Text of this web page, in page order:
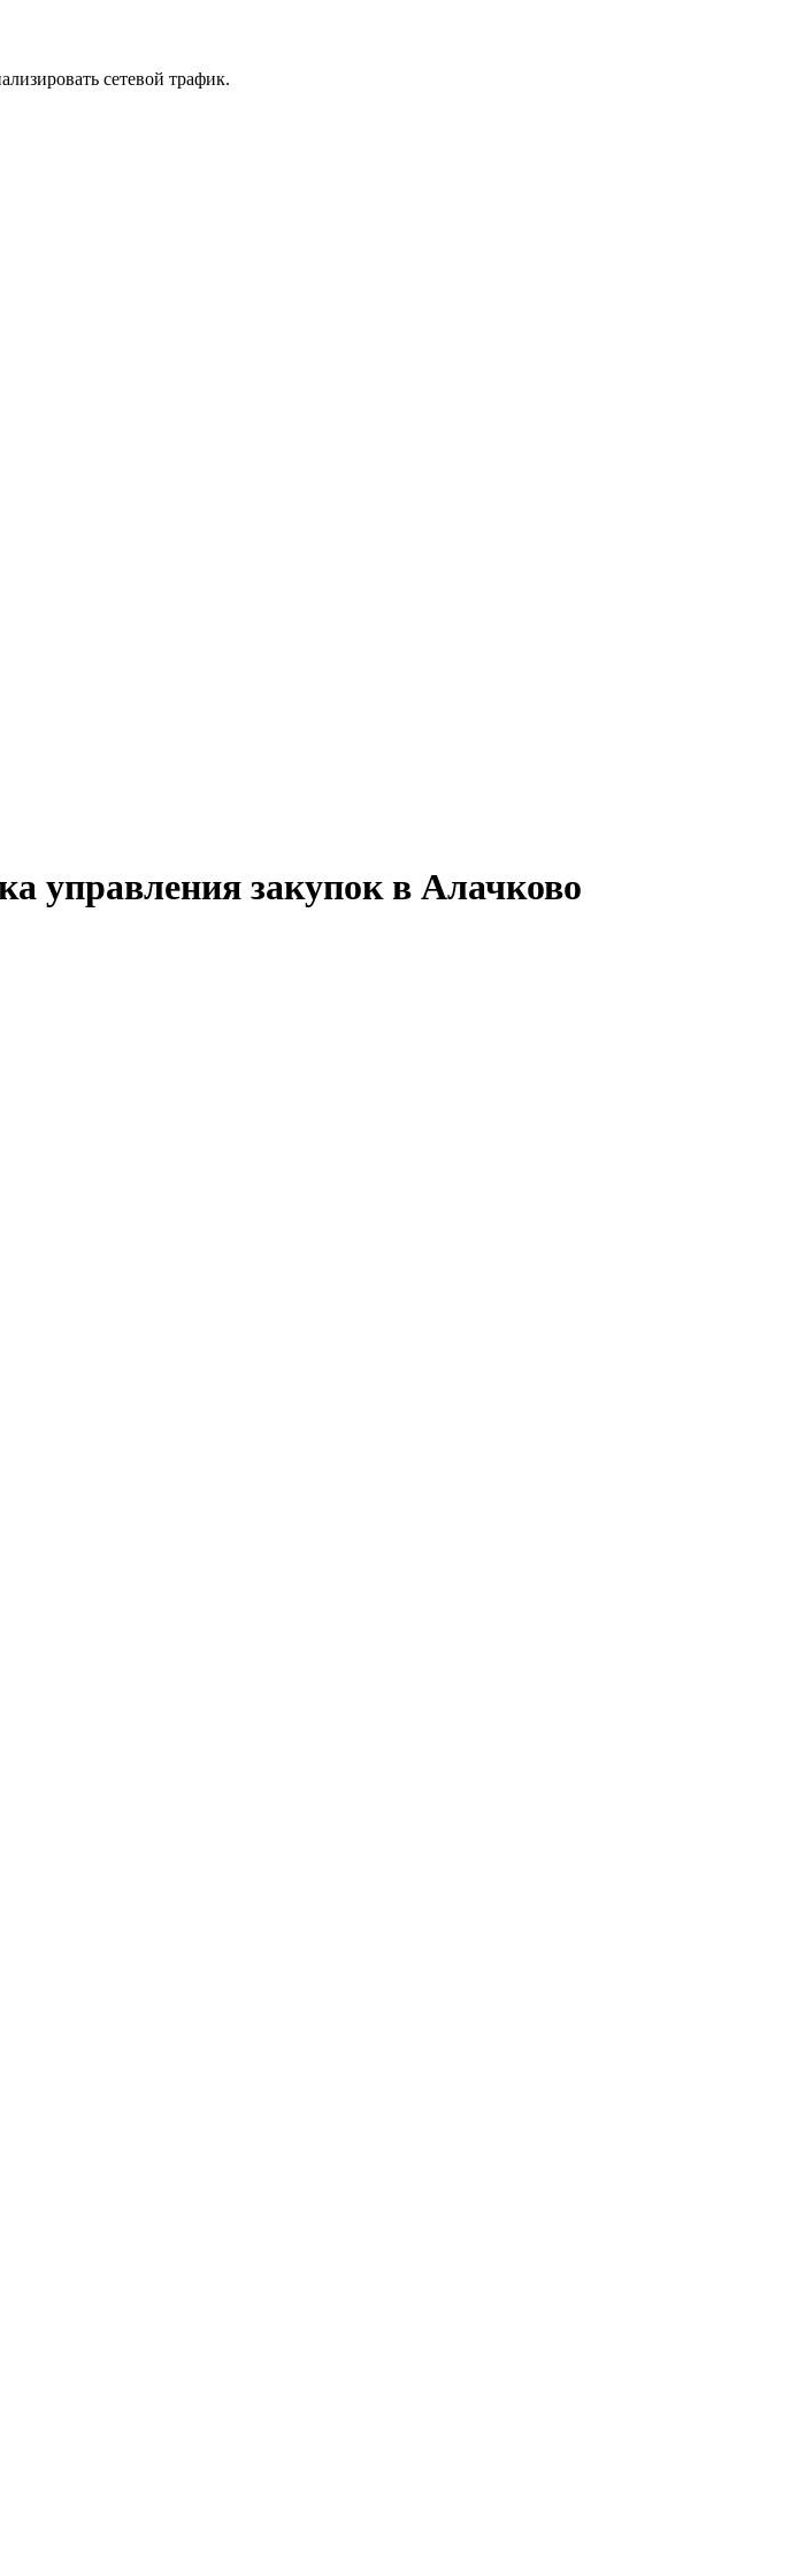
сетевой трафик.
управления закупок в Алачково